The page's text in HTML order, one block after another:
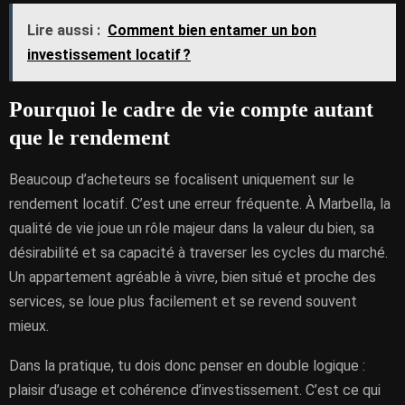
Lire aussi : Comment bien entamer un bon
investissement locatif ?
Pourquoi le cadre de vie compte autant
que le rendement
Beaucoup d’acheteurs se focalisent uniquement sur le
rendement locatif. C’est une erreur fréquente. À Marbella, la
qualité de vie joue un rôle majeur dans la valeur du bien, sa
désirabilité et sa capacité à traverser les cycles du marché.
Un appartement agréable à vivre, bien situé et proche des
services, se loue plus facilement et se revend souvent
mieux.
Dans la pratique, tu dois donc penser en double logique :
plaisir d’usage et cohérence d’investissement. C’est ce qui